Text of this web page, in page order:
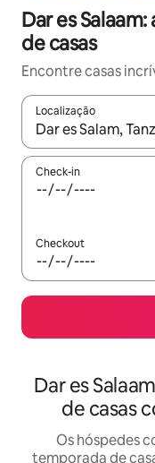
Dar es
de casas
Encontre casas
Localização
Quando os
Check-in
Checkout
Dar es
de casas
Os hóspedes
temporada de